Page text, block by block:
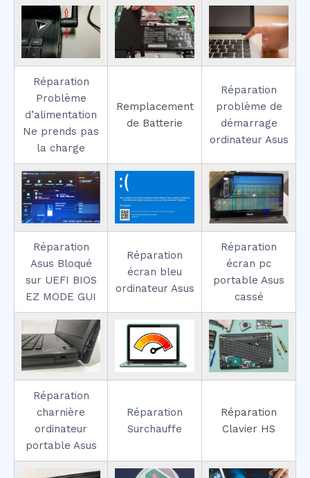
Réparation
Problème
d’alimentation
Ne prends pas
la charge
Remplacement
de Batterie
Réparation
problème de
démarrage
ordinateur Asus
Réparation
Asus Bloqué
sur UEFI BIOS
EZ MODE GUI
Réparation
écran bleu
ordinateur Asus
Réparation
écran pc
portable Asus
cassé
Réparation
charnière
ordinateur
portable Asus
Réparation
Surchauffe
Réparation
Clavier HS